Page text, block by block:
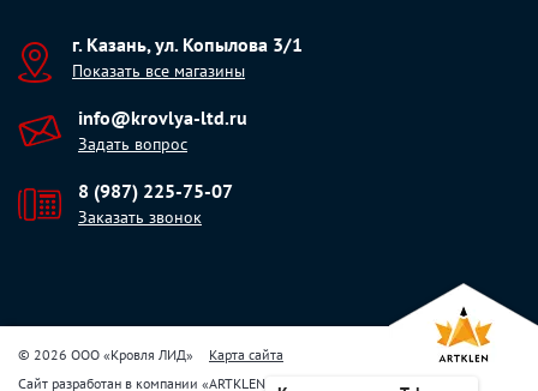
г. Казань, ул. Копылова 3/1
Показать все магазины
info@krovlya-ltd.ru
Задать вопрос
8 (987) 225-75-07
Заказать звонок
© 2026 ООО «Кровля ЛИД»
Карта сайта
Сайт разработан в компании «ARTKLEN